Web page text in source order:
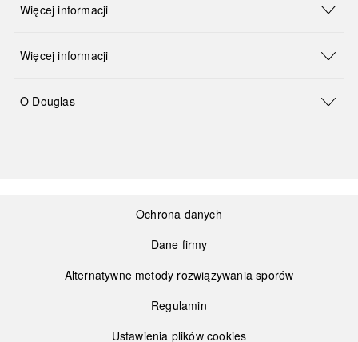
Więcej informacji
Więcej informacji
O Douglas
Ochrona danych
Dane firmy
Alternatywne metody rozwiązywania sporów
Regulamin
Ustawienia plików cookies